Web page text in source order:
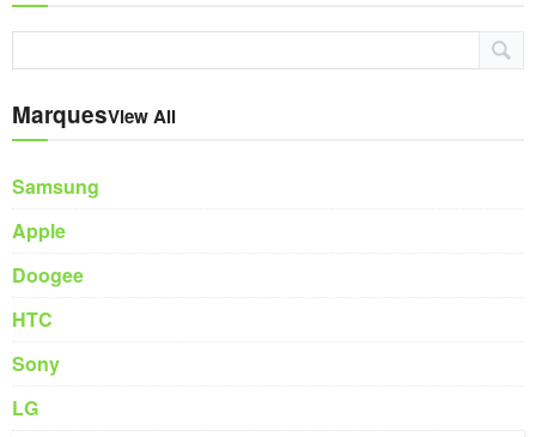
MarquesView All
Samsung
Apple
Doogee
HTC
Sony
LG